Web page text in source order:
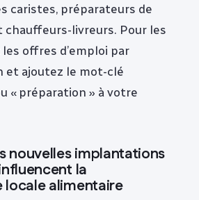
caristes, préparateurs de
chauffeurs-livreurs. Pour les
offres d’emploi par
et ajoutez le mot-clé
« préparation » à votre
nouvelles implantations
la
locale alimentaire